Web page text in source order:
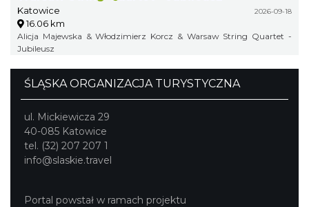
Katowice 2026-09-18
16.06 km
Alicja Majewska & Włodzimierz Korcz & Warsaw String Quartet -
Jubileusz
ŚLĄSKA ORGANIZACJA TURYSTYCZNA
ul. Mickiewicza 29
40-085 Katowice
tel. (32) 207 207 1
info@slaskie.travel
Portal powstał w ramach projektu